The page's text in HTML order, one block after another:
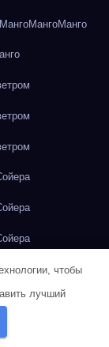
МангоМангоМанго
чтобы
лучший